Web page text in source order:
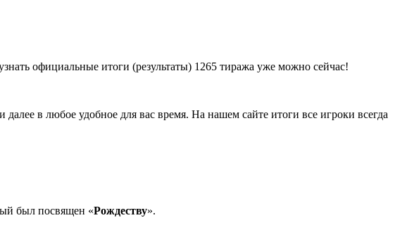
официальные итоги (результаты) 1265 тиража уже можно сейчас!
в любое удобное для вас время. На нашем сайте итоги все игроки всегда
был посвящен «Рождеству».